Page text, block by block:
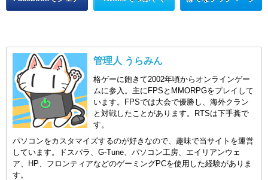
管理人 うらみん
格ゲーに飽きて2002年頃からオンラインゲー
ムに参入。主にFPSとMMORPGをプレイして
います。FPSでは大会で優勝し、海外クラン
と対戦したことがあります。RTSは下手糞で
す。
パソコンをカスタマイズするのが好きなので、趣味で当サイトを運営
しています。ドスパラ、G-Tune、パソコン工房、エイリアンウェ
ア、HP、フロンティアなどのゲーミングPCを使用した経験がありま
す。